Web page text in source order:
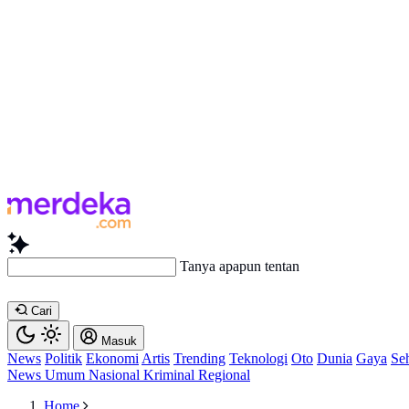
Tanya apapun tentang artikel ini.
Cari
Masuk
News Politik Ekonomi Artis Trending Teknologi Oto Dunia Gaya
News Umum Nasional Kriminal Regional
Home